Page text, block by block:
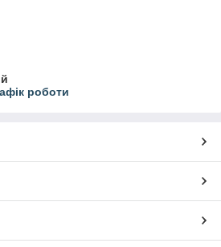
роботи